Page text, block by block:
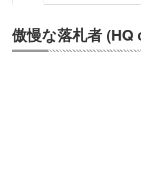
購入管理
傲慢な落札者